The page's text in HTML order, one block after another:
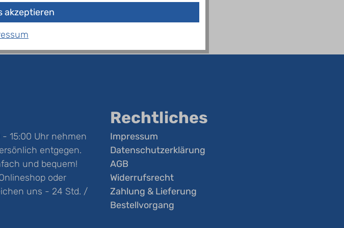
15:00 Uhr nehmen
entgegen.
und bequem!
oder
uns - 24 Std. /
Rechtliches
Impressum
Datenschutzerklärung
AGB
Widerrufsrecht
Zahlung & Lieferung
Bestellvorgang
akzeptieren